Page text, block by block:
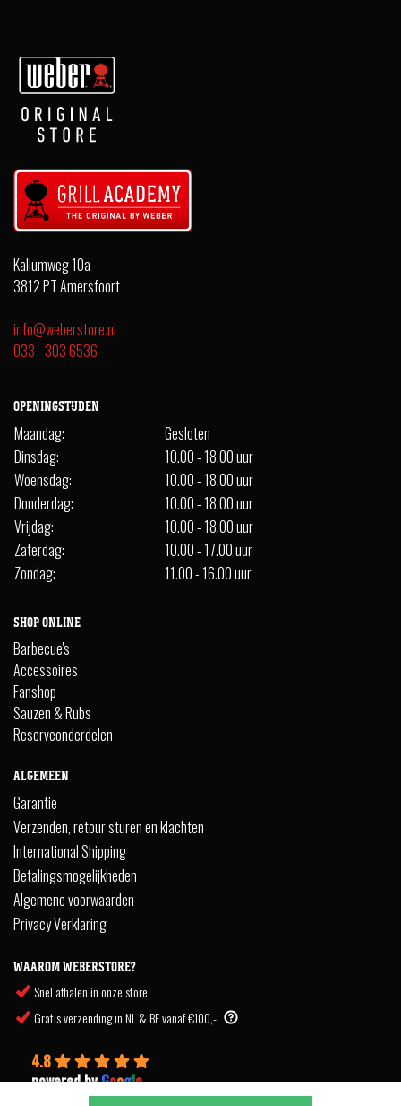
Kaliumweg 10a
3812 PT Amersfoort
info@weberstore.nl
033 - 303 6536
OPENINGSTIJDEN
Maandag:
Gesloten
Dinsdag:
10.00 - 18.00 uur
Woensdag:
10.00 - 18.00 uur
Donderdag:
10.00 - 18.00 uur
Vrijdag:
10.00 - 18.00 uur
Zaterdag:
10.00 - 17.00 uur
Zondag:
11.00 - 16.00 uur
SHOP ONLINE
Barbecue's
Accessoires
Fanshop
Sauzen & Rubs
Reserveonderdelen
ALGEMEEN
Garantie
Verzenden, retour sturen en klachten
International Shipping
Betalingsmogelijkheden
Algemene voorwaarden
Privacy Verklaring
WAAROM WEBERSTORE?
Snel afhalen in onze store
Gratis verzending in NL & BE vanaf €100,-
4.8
powered byGoogle